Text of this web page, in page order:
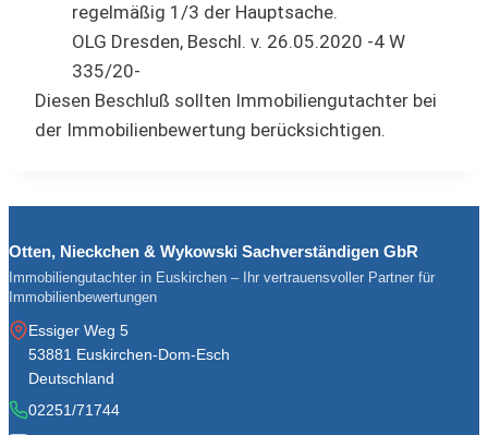
regelmäßig 1/3 der Hauptsache.
OLG Dresden, Beschl. v. 26.05.2020 -4 W
335/20-
Diesen Beschluß sollten Immobiliengutachter bei
der Immobilienbewertung berücksichtigen.
Otten, Nieckchen & Wykowski Sachverständigen GbR
Immobiliengutachter in Euskirchen – Ihr vertrauensvoller Partner für
Immobilienbewertungen
Essiger Weg 5
53881 Euskirchen-Dom-Esch
Deutschland
02251/71744